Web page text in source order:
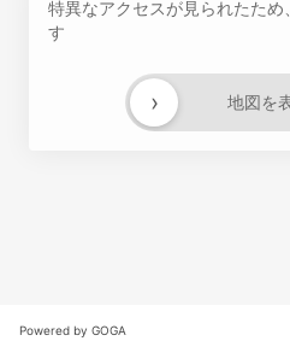
特異なアクセスが見られたため
す
地図を
›
Powered by GOGA